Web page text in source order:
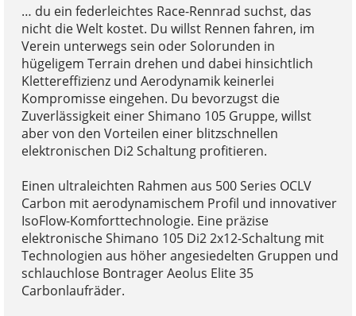
… du ein federleichtes Race-Rennrad suchst, das
nicht die Welt kostet. Du willst Rennen fahren, im
Verein unterwegs sein oder Solorunden in
hügeligem Terrain drehen und dabei hinsichtlich
Klettereffizienz und Aerodynamik keinerlei
Kompromisse eingehen. Du bevorzugst die
Zuverlässigkeit einer Shimano 105 Gruppe, willst
aber von den Vorteilen einer blitzschnellen
elektronischen Di2 Schaltung profitieren.
Einen ultraleichten Rahmen aus 500 Series OCLV
Carbon mit aerodynamischem Profil und innovativer
IsoFlow-Komforttechnologie. Eine präzise
elektronische Shimano 105 Di2 2x12-Schaltung mit
Technologien aus höher angesiedelten Gruppen und
schlauchlose Bontrager Aeolus Elite 35
Carbonlaufräder.